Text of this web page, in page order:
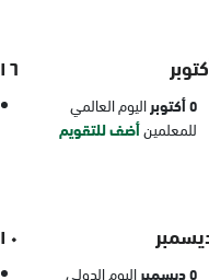
٥ أكتوبر
اليوم العالمي
للمعلمينأضف للتقويم
١٦ أكتوبر
٥ ديسمبر
اليوم الدولي
١٠ ديسمبر